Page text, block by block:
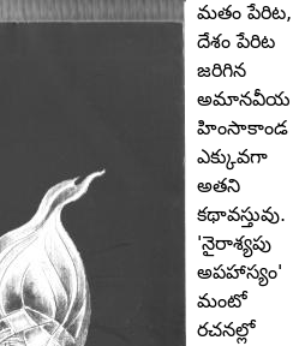
మతం పేరిట,
దేశం పేరిట
జరిగిన
అమానవీయ
హింసాకాండ
ఎక్కువగా
అతని
కథావస్తువు.
'నైరాశ్యపు
అపహాస్యం'
మంటో
రచనల్లో